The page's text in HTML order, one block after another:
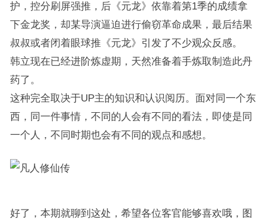
护，控分刷屏强推，后《元龙》依靠着第1季的成绩拿
下金龙奖，却某导演逼迫进行偷窃革命成果，最后结果
叔叔或者闭着眼球推《元龙》引发了不少观众反感。
韩立现在已经进阶炼虚期，天然准备着手炼取制造此丹
药了。
这种完全取决于UP主的知识和认识阅历。面对同一个东
西，同一件事情，不同的人会有不同的看法，即使是同
一个人，不同时期也会有不同的观点和感想。
好了，本期就聊到这处，希望各位客官能够喜欢哦，图